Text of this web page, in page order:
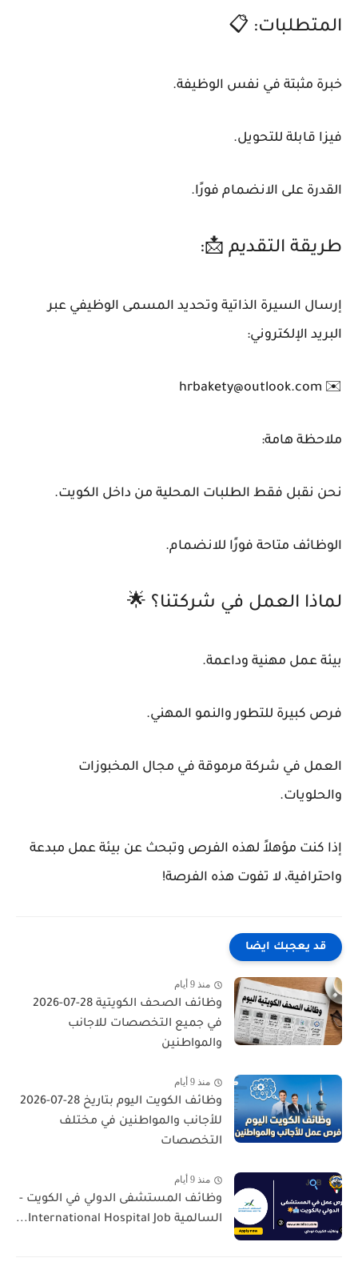
المتطلبات: 📋
خبرة مثبتة في نفس الوظيفة.
فيزا قابلة للتحويل.
القدرة على الانضمام فورًا.
طريقة التقديم 📩:
إرسال السيرة الذاتية وتحديد المسمى الوظيفي عبر
البريد الإلكتروني:
✉️ hrbakety@outlook.com
ملاحظة هامة:
نحن نقبل فقط الطلبات المحلية من داخل الكويت.
الوظائف متاحة فورًا للانضمام.
لماذا العمل في شركتنا؟ 🌟
بيئة عمل مهنية وداعمة.
فرص كبيرة للتطور والنمو المهني.
العمل في شركة مرموقة في مجال المخبوزات
والحلويات.
إذا كنت مؤهلاً لهذه الفرص وتبحث عن بيئة عمل مبدعة
واحترافية، لا تفوت هذه الفرصة!
قد يعجبك ايضا
منذ 9 أيام
وظائف الصحف الكويتية 28-07-2026
في جميع التخصصات للاجانب
والمواطنين
منذ 9 أيام
وظائف الكويت اليوم بتاريخ 28-07-2026
للأجانب والمواطنين في مختلف
التخصصات
منذ 9 أيام
وظائف المستشفى الدولي في الكويت -
السالمية International Hospital Job...